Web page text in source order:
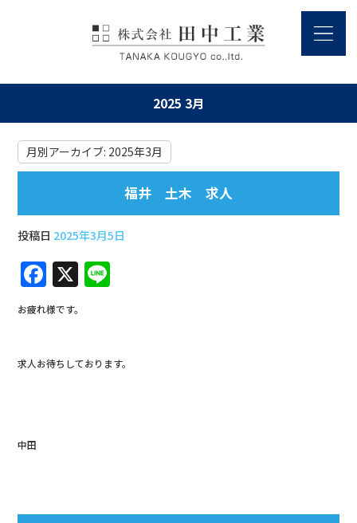
2025 3月
月別アーカイブ: 2025年3月
福井 土木 求人
投稿日 2025年3月5日
F
a
c
e
b
X
お疲れ様です。
求人お待ちしております。
中田